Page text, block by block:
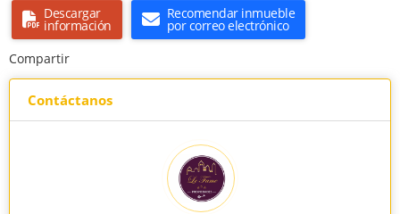
Descargar
información
Recomendar inmueble
por correo electrónico
Compartir
Contáctanos